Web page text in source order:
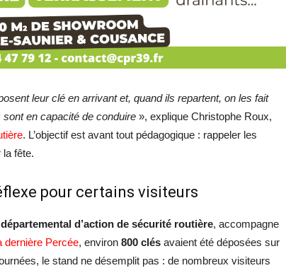
leur clé en arrivant et, quand ils repartent, on les fait
en capacité de conduire », explique Christophe Roux,
. L’objectif est avant tout pédagogique : rappeler les
fête.
pour certains visiteurs
d’action de sécurité routière, accompagne
dernière Percée, environ 800 clés avaient été déposées sur
le stand ne désemplit pas : de nombreux visiteurs